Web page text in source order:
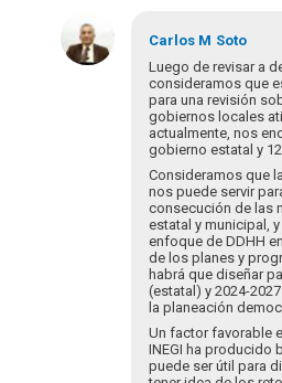
respuesta
a
¡Bienvenidos
bienvenidas
Carlos M Soto
Luego de revisar a
consideramos que
para una revisión
gobiernos locales
actualmente, nos
gobierno estatal y
Consideramos que
nos puede servir
consecución de las
estatal y municipal,
enfoque de DDHH
de los planes y
habrá que diseñar
(estatal) y 2024-
la planeación
Un factor favorable
INEGI ha producido
puede ser útil para